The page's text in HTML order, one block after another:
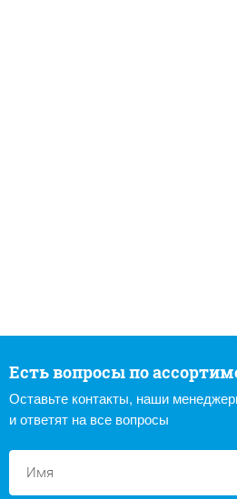
Есть вопросы по
Оставьте контакты, наши
и ответят на все вопросы